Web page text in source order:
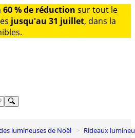
% de réduction sur tout le
jusqu'au 31 juillet, dans la
lumineuses de Noël
Rideaux